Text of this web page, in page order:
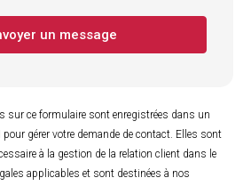
un message
sur ce formulaire sont enregistrées dans un
gérer votre demande de contact. Elles sont
à la gestion de la relation client dans le
applicables et sont destinées à nos